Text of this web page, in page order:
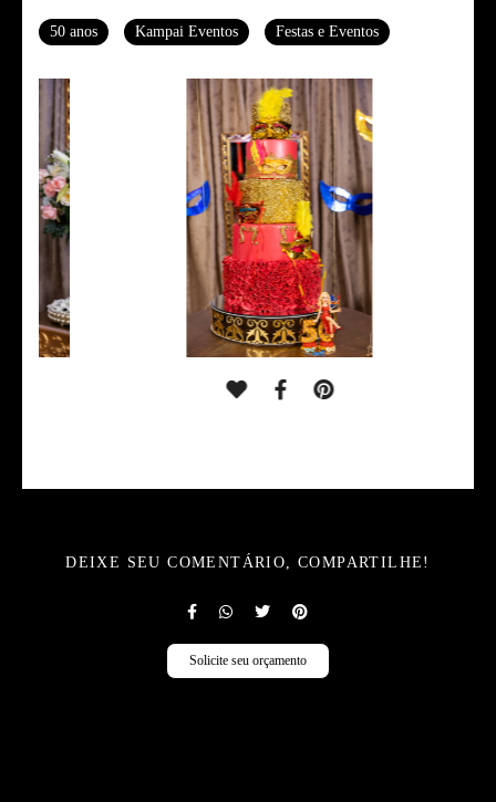
50 anos Kampai Eventos Festas e Eventos
DEIXE SEU COMENTÁRIO, COMPARTILHE!
Solicite seu orçamento